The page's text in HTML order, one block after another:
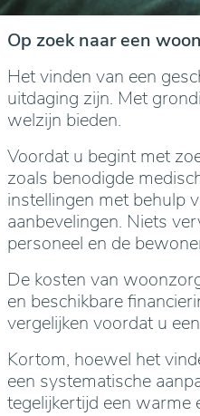
Op zoek naar een
Het vinden van een
uitdaging zijn. Met
welzijn bieden.
Voordat u begint met
zoals benodigde
instellingen met behulp
aanbevelingen. Niets
personeel en de
De kosten van
en beschikbare
vergelijken voordat u
Kortom, hoewel het
een systematische
tegelijkertijd een warme